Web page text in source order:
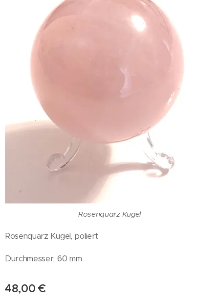
Rosenquarz Kugel
Rosenquarz Kugel, poliert
Durchmesser: 60 mm
48,00 €